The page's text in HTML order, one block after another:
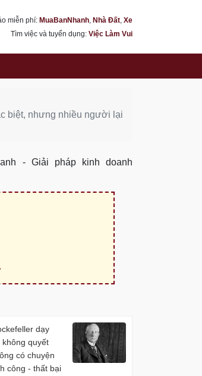
miễn phí: MuaBanNhanh, Nhà Đất, Xe
Tìm việc và tuyển dụng: Việc Làm Vui
biệt, nhưng nhiều người lại
- Giải pháp kinh doanh
dạy
quyết
có chuyện
công - thất bại